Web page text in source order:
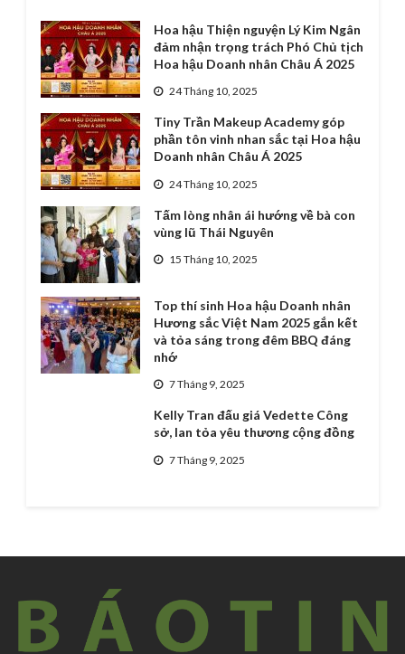
Hoa hậu Thiện nguyện Lý Kim Ngân
đảm nhận trọng trách Phó Chủ tịch
Hoa hậu Doanh nhân Châu Á 2025
24 Tháng 10, 2025
Tiny Trần Makeup Academy góp
phần tôn vinh nhan sắc tại Hoa hậu
Doanh nhân Châu Á 2025
24 Tháng 10, 2025
Tấm lòng nhân ái hướng về bà con
vùng lũ Thái Nguyên
15 Tháng 10, 2025
Top thí sinh Hoa hậu Doanh nhân
Hương sắc Việt Nam 2025 gắn kết
và tỏa sáng trong đêm BBQ đáng
nhớ
7 Tháng 9, 2025
Kelly Tran đấu giá Vedette Công
sở, lan tỏa yêu thương cộng đồng
7 Tháng 9, 2025